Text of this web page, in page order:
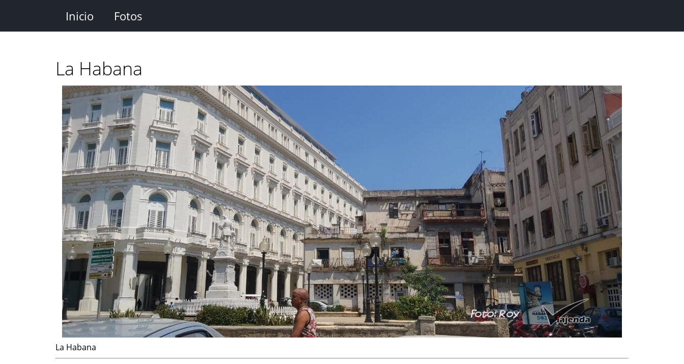
contenido
Inicio Fotos
La Habana
La Habana